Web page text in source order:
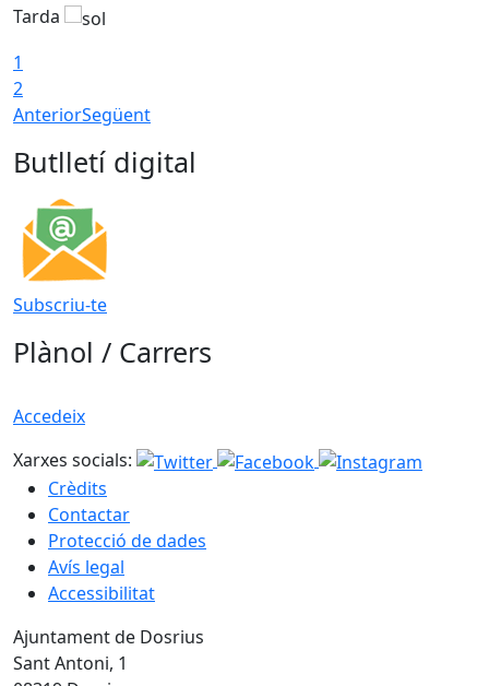
Tarda
1
2
AnteriorSegüent
Butlletí digital
Subscriu-te
Plànol / Carrers
Accedeix
Xarxes socials:
Crèdits
Contactar
Protecció de dades
Avís legal
Accessibilitat
Ajuntament de Dosrius
Sant Antoni, 1